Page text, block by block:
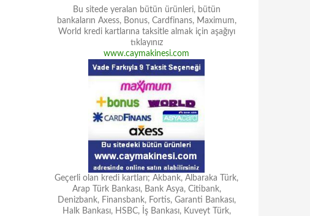
Bu sitede yeralan bütün ürünleri, bütün
bankaların Axess, Bonus, Cardfinans, Maximum,
World kredi kartlarına taksitle almak için aşağıyı
tıklayınız
www.caymakinesi.com
Geçerli olan kredi kartları; Akbank, Albaraka Türk,
Arap Türk Bankası, Bank Asya, Citibank,
Denizbank, Finansbank, Fortis, Garanti Bankası,
Halk Bankası, HSBC, İş Bankası, Kuveyt Türk,